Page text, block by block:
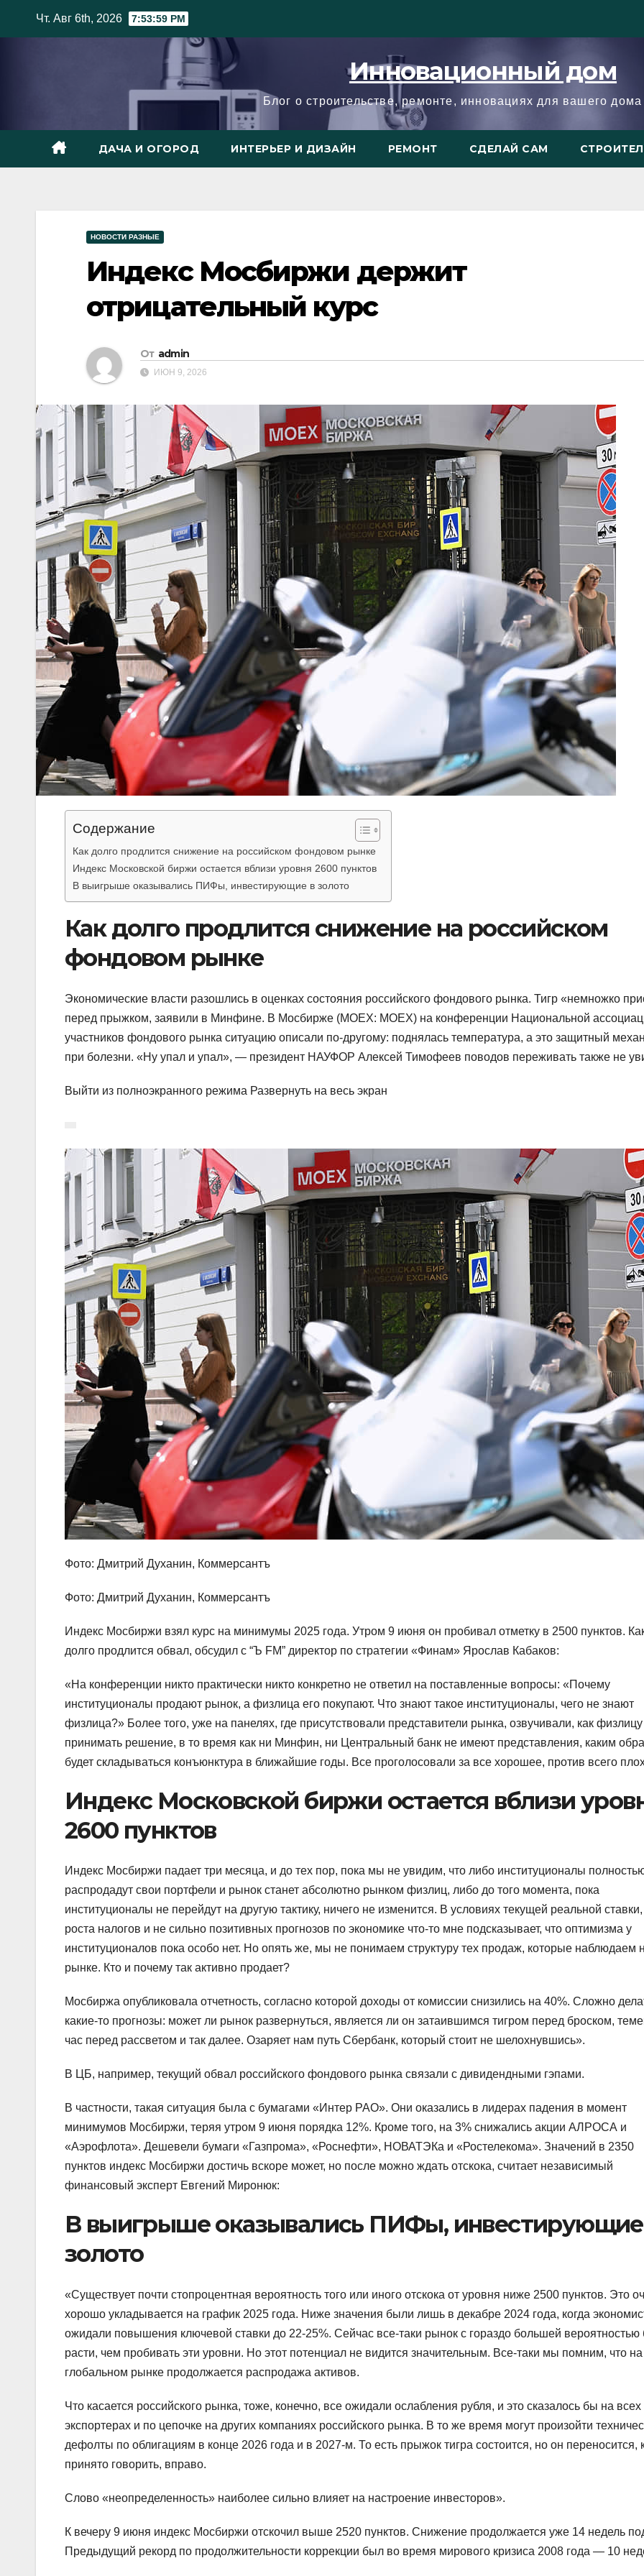
Чт. Авг 6th, 2026 7:54:01 PM
Инновационный дом
Блог о строительстве, ремонте, инновациях для вашего дома
ДАЧА И ОГОРОД ИНТЕРЬЕР И ДИЗАЙН РЕМОНТ СДЕЛАЙ САМ
НОВОСТИ РАЗНЫЕ
Индекс Мосбиржи держит
отрицательный курс
От admin
ИЮН 9, 2026
Содержание
Как долго продлится снижение на российском фондовом рынке
Индекс Московской биржи остается вблизи уровня 2600 пунктов
В выигрыше оказывались ПИФы, инвестирующие в золото
Как долго продлится снижение на российском
фондовом рынке
Экономические власти разошлись в оценках состояния российского фондового рынка. Тигр «немножко
перед прыжком, заявили в Минфине. В Мосбирже (MOEX: MOEX) на конференции Национальной
участников фондового рынка ситуацию описали по-другому: поднялась температура, а это защитный
при болезни. «Ну упал и упал», — президент НАУФОР Алексей Тимофеев поводов переживать также не
Выйти из полноэкранного режима Развернуть на весь экран
Фото: Дмитрий Духанин, Коммерсантъ
Фото: Дмитрий Духанин, Коммерсантъ
Индекс Мосбиржи взял курс на минимумы 2025 года. Утром 9 июня он пробивал отметку в 2500 пунктов.
долго продлится обвал, обсудил с “Ъ FM” директор по стратегии «Финам» Ярослав Кабаков:
«На конференции никто практически никто конкретно не ответил на поставленные вопросы: «Почему
институционалы продают рынок, а физлица его покупают. Что знают такое институционалы, чего не знают
физлица?» Более того, уже на панелях, где присутствовали представители рынка, озвучивали, как физлицу
принимать решение, в то время как ни Минфин, ни Центральный банк не имеют представления, каким
будет складываться конъюнктура в ближайшие годы. Все проголосовали за все хорошее, против всего
Индекс Московской биржи остается вблизи
2600 пунктов
Индекс Мосбиржи падает три месяца, и до тех пор, пока мы не увидим, что либо институционалы
распродадут свои портфели и рынок станет абсолютно рынком физлиц, либо до того момента, пока
институционалы не перейдут на другую тактику, ничего не изменится. В условиях текущей реальной ставки,
роста налогов и не сильно позитивных прогнозов по экономике что-то мне подсказывает, что оптимизма у
институционалов пока особо нет. Но опять же, мы не понимаем структуру тех продаж, которые наблюдаем
рынке. Кто и почему так активно продает?
Мосбиржа опубликовала отчетность, согласно которой доходы от комиссии снизились на 40%. Сложно
какие-то прогнозы: может ли рынок развернуться, является ли он затаившимся тигром перед броском,
час перед рассветом и так далее. Озаряет нам путь Сбербанк, который стоит не шелохнувшись».
В ЦБ, например, текущий обвал российского фондового рынка связали с дивидендными гэпами.
В частности, такая ситуация была с бумагами «Интер РАО». Они оказались в лидерах падения в момент
минимумов Мосбиржи, теряя утром 9 июня порядка 12%. Кроме того, на 3% снижались акции АЛРОСА и
«Аэрофлота». Дешевели бумаги «Газпрома», «Роснефти», НОВАТЭКа и «Ростелекома». Значений в 2350
пунктов индекс Мосбиржи достичь вскоре может, но после можно ждать отскока, считает независимый
финансовый эксперт Евгений Миронюк:
В выигрыше оказывались ПИФы,
золото
«Существует почти стопроцентная вероятность того или иного отскока от уровня ниже 2500 пунктов. Это
хорошо укладывается на график 2025 года. Ниже значения были лишь в декабре 2024 года, когда
ожидали повышения ключевой ставки до 22-25%. Сейчас все-таки рынок с гораздо большей вероятностью
расти, чем пробивать эти уровни. Но этот потенциал не видится значительным. Все-таки мы помним, что на
глобальном рынке продолжается распродажа активов.
Что касается российского рынка, тоже, конечно, все ожидали ослабления рубля, и это сказалось бы на всех
экспортерах и по цепочке на других компаниях российского рынка. В то же время могут произойти
дефолты по облигациям в конце 2026 года и в 2027-м. То есть прыжок тигра состоится, но он переносится,
принято говорить, вправо.
Слово «неопределенность» наиболее сильно влияет на настроение инвесторов».
К вечеру 9 июня индекс Мосбиржи отскочил выше 2520 пунктов. Снижение продолжается уже 14 недель
Предыдущий рекорд по продолжительности коррекции был во время мирового кризиса 2008 года — 10